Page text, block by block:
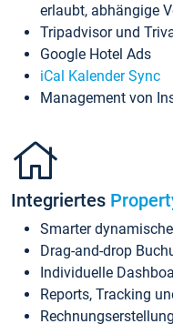
erlaubt, abhängige
Tripadvisor und
Google Hotel Ads
iCal Kalender Sync
Management von
Integriertes
Smarter
Drag-and-drop
Individuelle
Reports, Tracking
Rechnungserstellung